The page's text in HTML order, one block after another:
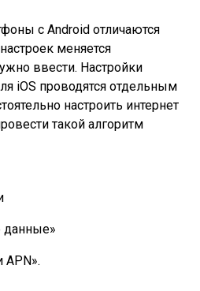
с Android отличаются
меняется
ввести. Настройки
iOS проводятся отдельным
настроить интернет
такой алгоритм
данные»
APN».